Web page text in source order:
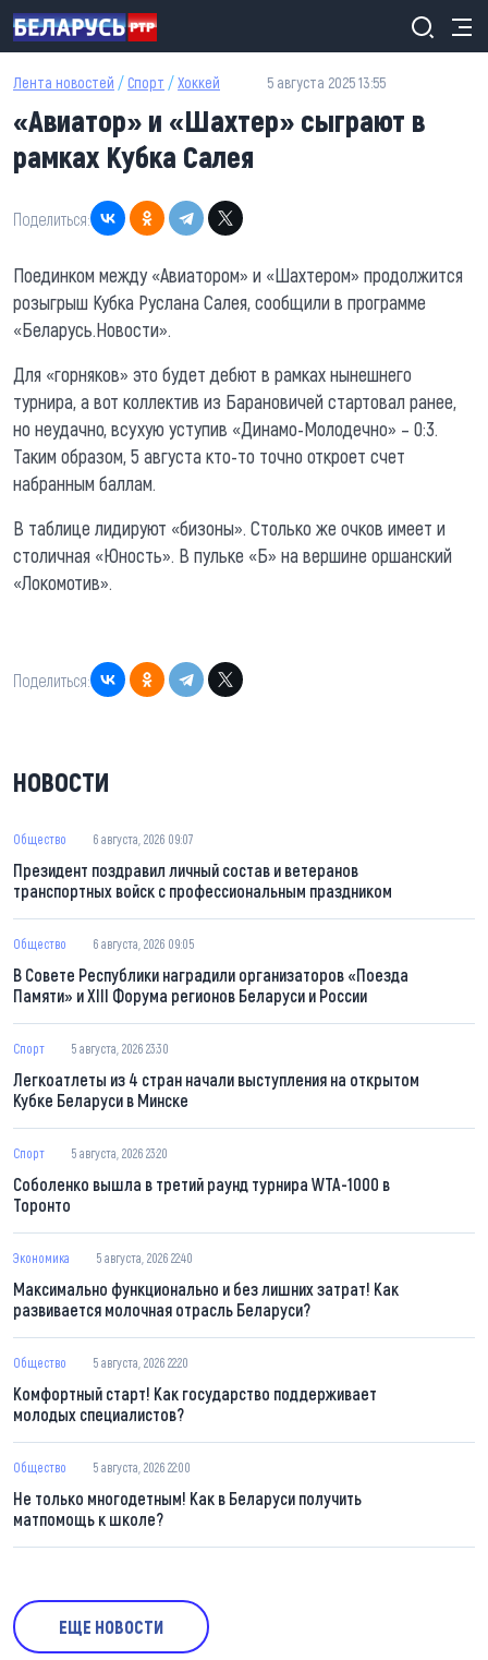
Перейти к основному содержанию
Лента новостей / Спорт /Хоккей 5 августа 2025 13:55
«Авиатор» и «Шахтер» сыграют в
рамках Кубка Салея
Поделиться:
Поединком между «Авиатором» и «Шахтером» продолжится
розыгрыш Кубка Руслана Салея, сообщили в программе
«Беларусь.Новости».
Для «горняков» это будет дебют в рамках нынешнего
турнира, а вот коллектив из Барановичей стартовал ранее,
но неудачно, всухую уступив «Динамо-Молодечно» – 0:3.
Таким образом, 5 августа кто-то точно откроет счет
набранным баллам.
В таблице лидируют «бизоны». Столько же очков имеет и
столичная «Юность». В пульке «Б» на вершине оршанский
«Локомотив».
Поделиться:
НОВОСТИ
Общество 6 августа, 2026 09:07
Президент поздравил личный состав и ветеранов
транспортных войск с профессиональным праздником
Общество 6 августа, 2026 09:05
В Совете Республики наградили организаторов «Поезда
Памяти» и XIII Форума регионов Беларуси и России
Спорт 5 августа, 2026 23:30
Легкоатлеты из 4 стран начали выступления на открытом
Кубке Беларуси в Минске
Спорт 5 августа, 2026 23:20
Соболенко вышла в третий раунд турнира WTA-1000 в
Торонто
Экономика 5 августа, 2026 22:40
Максимально функционально и без лишних затрат! Как
развивается молочная отрасль Беларуси?
Общество 5 августа, 2026 22:20
Комфортный старт! Как государство поддерживает
молодых специалистов?
Общество 5 августа, 2026 22:00
Не только многодетным! Как в Беларуси получить
матпомощь к школе?
ЕЩЕ НОВОСТИ